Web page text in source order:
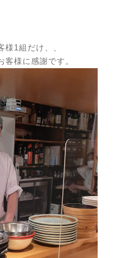
1組だけ、、
様に感謝です。